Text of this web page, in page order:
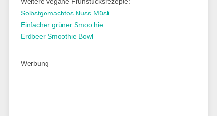
Selbstgemachtes Nuss-Müsli
Einfacher grüner Smoothie
Erdbeer Smoothie Bowl
Werbung